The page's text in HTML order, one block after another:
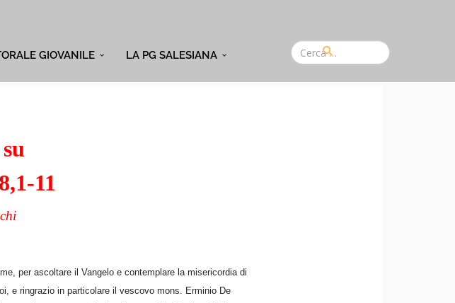
GIOVANILE LA PG SALESIANA
11
per ascoltare il Vangelo e contemplare la misericordia di
e ringrazio in particolare il vescovo mons. Erminio De